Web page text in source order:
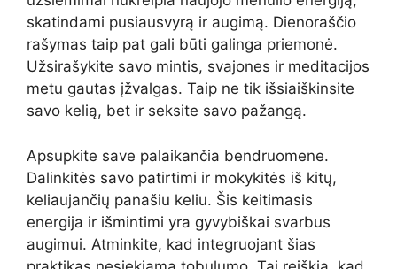
skatindami pusiausvyrą ir augimą. Dienoraščio
rašymas taip pat gali būti galinga priemonė.
Užsirašykite savo mintis, svajones ir meditacijos
metu gautas įžvalgas. Taip ne tik išsiaiškinsite
savo kelią, bet ir seksite savo pažangą.
Apsupkite save palaikančia bendruomene.
Dalinkitės savo patirtimi ir mokykitės iš kitų,
keliaujančių panašiu keliu. Šis keitimasis
energija ir išmintimi yra gyvybiškai svarbus
augimui. Atminkite, kad integruojant šias